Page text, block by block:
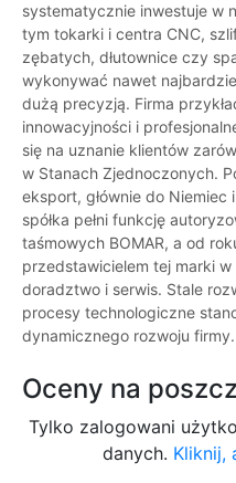
systematycznie inwestuje w
tym tokarki i centra CNC,
zębatych, dłutownice czy
wykonywać nawet
dużą precyzją. Firma
innowacyjności i
się na uznanie klientów
w Stanach Zjednoczonych.
eksport, głównie do Niemiec
spółka pełni funkcję
taśmowych BOMAR, a od
przedstawicielem tej marki
doradztwo i serwis. Stale
procesy technologiczne
dynamicznego rozwoju firmy.
Oceny na
Tylko zalogowani
danych. Kliknij,